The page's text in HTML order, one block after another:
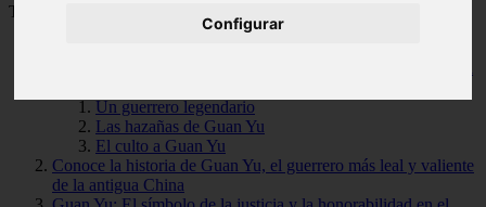
Configurar
Tabla de Contenido
Un guerrero legendario
Las hazañas de Guan Yu
El culto a Guan Yu
Conoce la historia de Guan Yu, el guerrero más leal y valiente
de la antigua China